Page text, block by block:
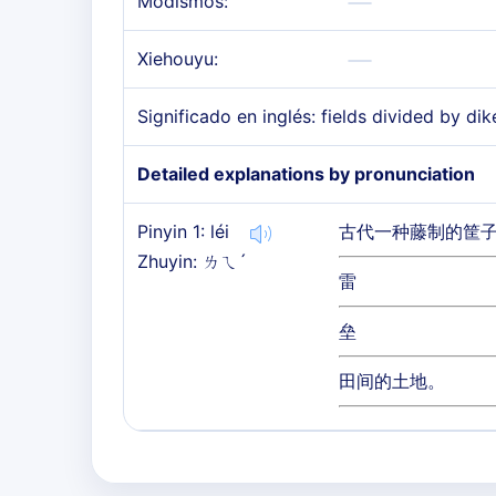
Xiehouyu:
Significado en inglés: fields divided by
Detailed explanations by pronunciation
Pinyin 1: léi
Zhuyin: ㄌㄟˊ
古代一种藤制的筐子
雷
垒
田间的土地。